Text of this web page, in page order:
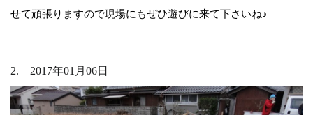
せて頑張りますので現場にもぜひ遊びに来て下さいね♪
2. 2017年01月06日